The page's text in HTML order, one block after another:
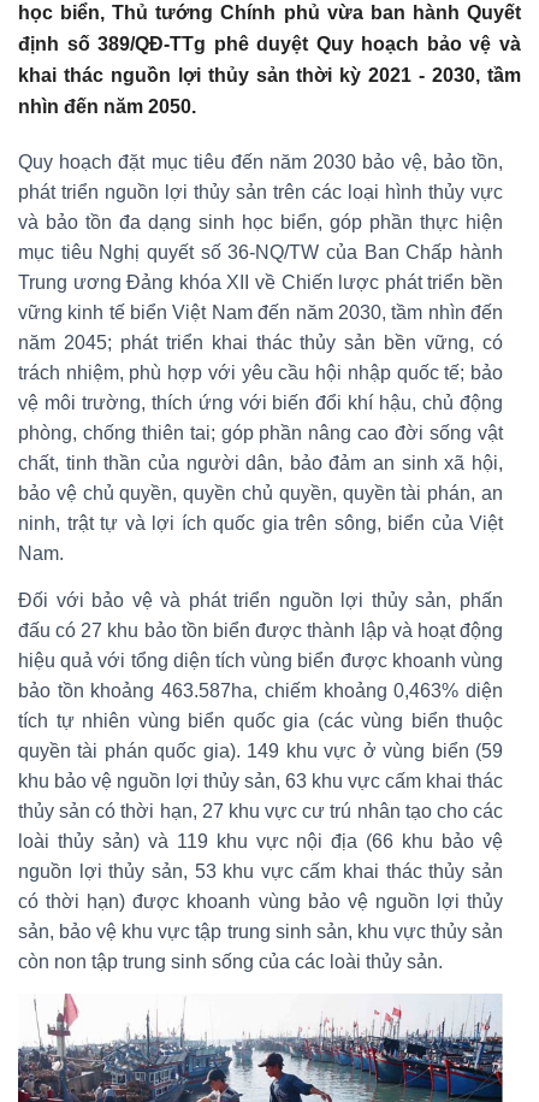
học biển, Thủ tướng Chính phủ vừa ban hành Quyết
định số 389/QĐ-TTg phê duyệt Quy hoạch bảo vệ và
khai thác nguồn lợi thủy sản thời kỳ 2021 - 2030, tầm
nhìn đến năm 2050.
Quy hoạch đặt mục tiêu đến năm 2030 bảo vệ, bảo tồn,
phát triển nguồn lợi thủy sản trên các loại hình thủy vực
và bảo tồn đa dạng sinh học biển, góp phần thực hiện
mục tiêu Nghị quyết số 36-NQ/TW của Ban Chấp hành
Trung ương Đảng khóa XII về Chiến lược phát triển bền
vững kinh tế biển Việt Nam đến năm 2030, tầm nhìn đến
năm 2045; phát triển khai thác thủy sản bền vững, có
trách nhiệm, phù hợp với yêu cầu hội nhập quốc tế; bảo
vệ môi trường, thích ứng với biến đổi khí hậu, chủ động
phòng, chống thiên tai; góp phần nâng cao đời sống vật
chất, tinh thần của người dân, bảo đảm an sinh xã hội,
bảo vệ chủ quyền, quyền chủ quyền, quyền tài phán, an
ninh, trật tự và lợi ích quốc gia trên sông, biển của Việt
Nam.
Đối với bảo vệ và phát triển nguồn lợi thủy sản, phấn
đấu có 27 khu bảo tồn biển được thành lập và hoạt động
hiệu quả với tổng diện tích vùng biển được khoanh vùng
bảo tồn khoảng 463.587ha, chiếm khoảng 0,463% diện
tích tự nhiên vùng biển quốc gia (các vùng biển thuộc
quyền tài phán quốc gia). 149 khu vực ở vùng biển (59
khu bảo vệ nguồn lợi thủy sản, 63 khu vực cấm khai thác
thủy sản có thời hạn, 27 khu vực cư trú nhân tạo cho các
loài thủy sản) và 119 khu vực nội địa (66 khu bảo vệ
nguồn lợi thủy sản, 53 khu vực cấm khai thác thủy sản
có thời hạn) được khoanh vùng bảo vệ nguồn lợi thủy
sản, bảo vệ khu vực tập trung sinh sản, khu vực thủy sản
còn non tập trung sinh sống của các loài thủy sản.